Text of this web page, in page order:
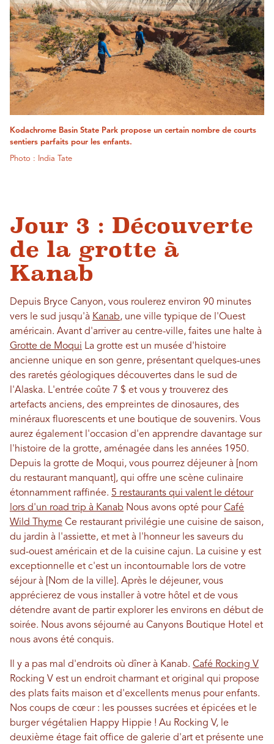
Kodachrome Basin State Park propose un certain nombre de courts
sentiers parfaits pour les enfants.
Photo : India Tate
Jour 3 : Découverte
de la grotte à
Kanab
Depuis Bryce Canyon, vous roulerez environ 90 minutes
vers le sud jusqu'à Kanab, une ville typique de l'Ouest
américain. Avant d'arriver au centre-ville, faites une halte à
Grotte de Moqui La grotte est un musée d'histoire
ancienne unique en son genre, présentant quelques-unes
des raretés géologiques découvertes dans le sud de
l'Alaska. L'entrée coûte 7 $ et vous y trouverez des
artefacts anciens, des empreintes de dinosaures, des
minéraux fluorescents et une boutique de souvenirs. Vous
aurez également l'occasion d'en apprendre davantage sur
l'histoire de la grotte, aménagée dans les années 1950.
Depuis la grotte de Moqui, vous pourrez déjeuner à [nom
du restaurant manquant], qui offre une scène culinaire
étonnamment raffinée. 5 restaurants qui valent le détour
lors d'un road trip à Kanab Nous avons opté pourCafé
Wild Thyme Ce restaurant privilégie une cuisine de saison,
du jardin à l'assiette, et met à l'honneur les saveurs du
sud-ouest américain et de la cuisine cajun. La cuisine y est
exceptionnelle et c'est un incontournable lors de votre
séjour à [Nom de la ville]. Après le déjeuner, vous
apprécierez de vous installer à votre hôtel et de vous
détendre avant de partir explorer les environs en début de
soirée. Nous avons séjourné au Canyons Boutique Hotel et
nous avons été conquis.
Il y a pas mal d'endroits où dîner à Kanab. Café Rocking V
Rocking V est un endroit charmant et original qui propose
des plats faits maison et d'excellents menus pour enfants.
Nos coups de cœur : les pousses sucrées et épicées et le
burger végétalien Happy Hippie ! Au Rocking V, le
deuxième étage fait office de galerie d'art et présente une